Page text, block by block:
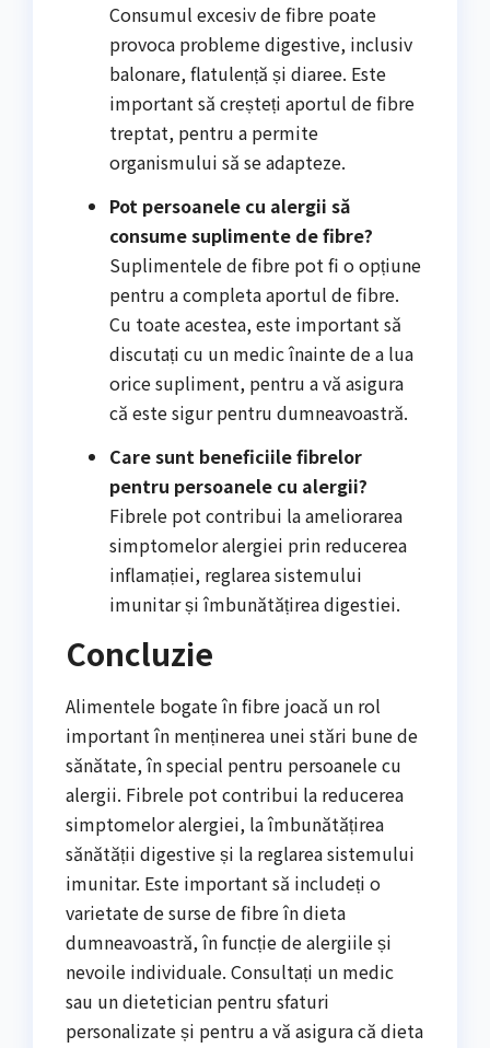
Consumul excesiv de fibre poate
provoca probleme digestive, inclusiv
balonare, flatulență și diaree. Este
important să creșteți aportul de fibre
treptat, pentru a permite
organismului să se adapteze.
Pot persoanele cu alergii să
consume suplimente de fibre?
Suplimentele de fibre pot fi o opțiune
pentru a completa aportul de fibre.
Cu toate acestea, este important să
discutați cu un medic înainte de a lua
orice supliment, pentru a vă asigura
că este sigur pentru dumneavoastră.
Care sunt beneficiile fibrelor
pentru persoanele cu alergii?
Fibrele pot contribui la ameliorarea
simptomelor alergiei prin reducerea
inflamației, reglarea sistemului
imunitar și îmbunătățirea digestiei.
Concluzie
Alimentele bogate în fibre joacă un rol
important în menținerea unei stări bune de
sănătate, în special pentru persoanele cu
alergii. Fibrele pot contribui la reducerea
simptomelor alergiei, la îmbunătățirea
sănătății digestive și la reglarea sistemului
imunitar. Este important să includeți o
varietate de surse de fibre în dieta
dumneavoastră, în funcție de alergiile și
nevoile individuale. Consultați un medic
sau un dietetician pentru sfaturi
personalizate și pentru a vă asigura că dieta